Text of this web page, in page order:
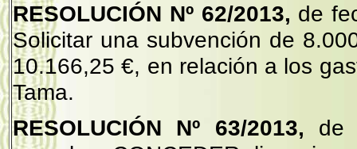
RESOLUCIÓN Nº 62/2013, de
Solicitar una subvención de
10.166,25 €, en relación a los
Tama.
RESOLUCIÓN Nº 63/2013, de